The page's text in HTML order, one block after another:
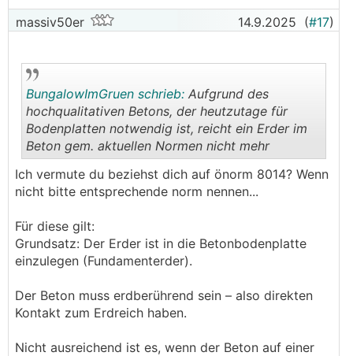
massiv50er 14.9.2025 (#17)
..
BungalowImGruen schrieb: Aufgrund des
hochqualitativen Betons, der heutzutage für
Bodenplatten notwendig ist, reicht ein Erder im
Beton gem. aktuellen Normen nicht mehr
Ich vermute du beziehst dich auf önorm 8014? Wenn
nicht bitte entsprechende norm nennen...
Für diese gilt:
Grundsatz: Der Erder ist in die Betonbodenplatte
einzulegen (Fundamenterder).
Der Beton muss erdberührend sein – also direkten
Kontakt zum Erdreich haben.
Nicht ausreichend ist es, wenn der Beton auf einer